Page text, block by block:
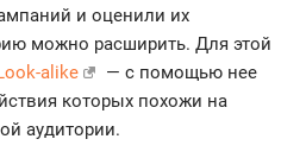
и оценили их
можно расширить. Для этой
alike
— с помощью нее
которых похожи на
аудитории.